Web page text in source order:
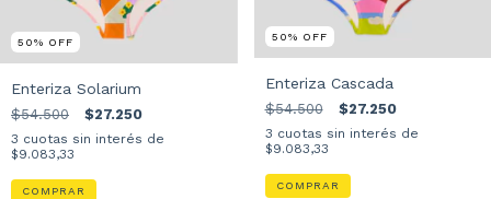
50% OFF
Enteriza Solarium
$54.500 $27.250
3 cuotas sin interés de
$9.083,33
COMPRAR
50% OFF
Enteriza Cascada
$54.500 $27.250
3 cuotas sin interés de
$9.083,33
COMPRAR